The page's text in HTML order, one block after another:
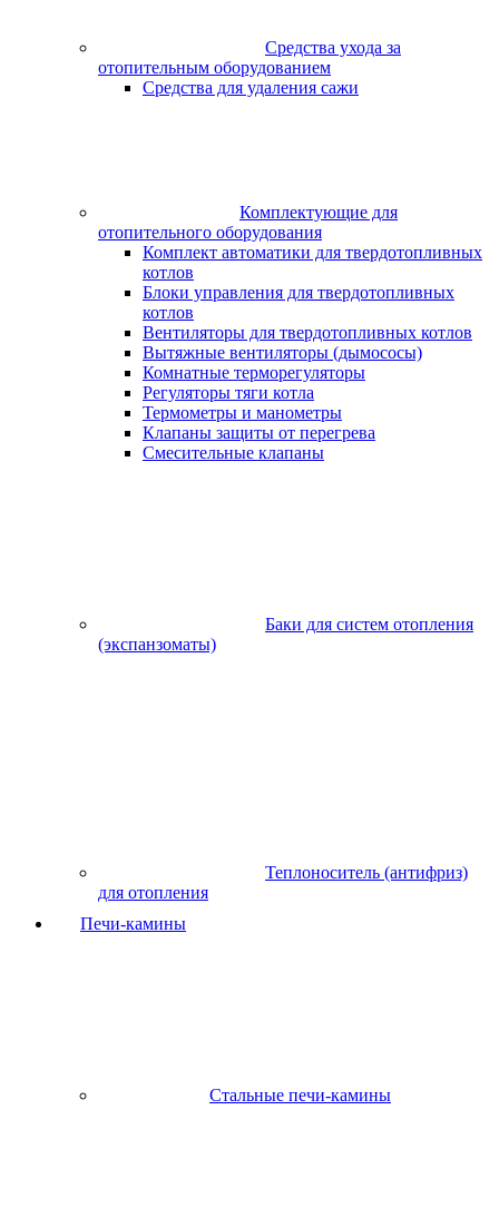
Средства ухода за
отопительным оборудованием
Средства для удаления сажи
Комплектующие для
отопительного оборудования
Комплект автоматики для твердотопливных
котлов
Блоки управления для твердотопливных
котлов
Вентиляторы для твердотопливных котлов
Вытяжные вентиляторы (дымососы)
Комнатные терморегуляторы
Регуляторы тяги котла
Термометры и манометры
Клапаны защиты от перегрева
Смесительные клапаны
Баки для систем отопления
(экспанзоматы)
Теплоноситель (антифриз)
для отопления
Печи-камины
Стальные печи-камины